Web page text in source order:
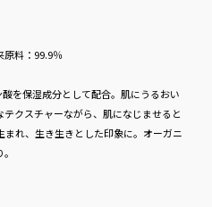
料：99.9％
を保湿成分として配合。肌にうるおい
クスチャーながら、肌になじませると
れ、生き生きとした印象に。オーガニ